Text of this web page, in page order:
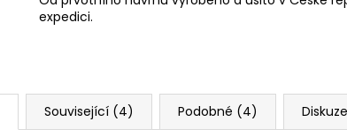
expedici.
Související (4) Podobné (4) Diskuze